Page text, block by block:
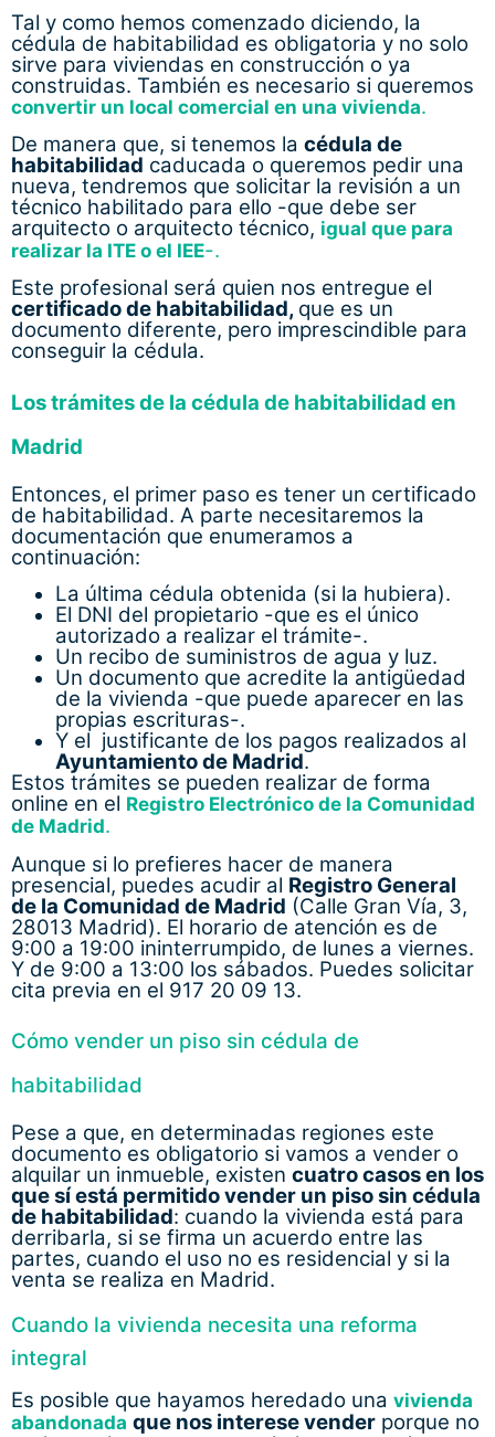
Tal y como hemos comenzado diciendo, la
cédula de habitabilidad es obligatoria y no solo
sirve para viviendas en construcción o ya
construidas. También es necesario si queremos
convertir un local comercial en una vivienda.
De manera que, si tenemos la cédula de
habitabilidad caducada o queremos pedir una
nueva, tendremos que solicitar la revisión a un
técnico habilitado para ello -que debe ser
arquitecto o arquitecto técnico, igual que para
realizar la ITE o el IEE-.
Este profesional será quien nos entregue el
certificado de habitabilidad, que es un
documento diferente, pero imprescindible para
conseguir la cédula.
Los trámites de la cédula de habitabilidad en
Madrid
Entonces, el primer paso es tener un certificado
de habitabilidad. A parte necesitaremos la
documentación que enumeramos a
continuación:
La última cédula obtenida (si la hubiera).
El DNI del propietario -que es el único
autorizado a realizar el trámite-.
Un recibo de suministros de agua y luz.
Un documento que acredite la antigüedad
de la vivienda -que puede aparecer en las
propias escrituras-.
Y el justificante de los pagos realizados al
Ayuntamiento de Madrid.
Estos trámites se pueden realizar de forma
online en el Registro Electrónico de la Comunidad
de Madrid.
Aunque si lo prefieres hacer de manera
presencial, puedes acudir al Registro General
de la Comunidad de Madrid (Calle Gran Vía, 3,
28013 Madrid). El horario de atención es de
9:00 a 19:00 ininterrumpido, de lunes a viernes.
Y de 9:00 a 13:00 los sábados. Puedes solicitar
cita previa en el 917 20 09 13.
Cómo vender un piso sin cédula de
habitabilidad
Pese a que, en determinadas regiones este
documento es obligatorio si vamos a vender o
alquilar un inmueble, existen cuatro casos en los
que sí está permitido vender un piso sin cédula
de habitabilidad: cuando la vivienda está para
derribarla, si se firma un acuerdo entre las
partes, cuando el uso no es residencial y si la
venta se realiza en Madrid.
Cuando la vivienda necesita una reforma
integral
Es posible que hayamos heredado una vivienda
abandonada que nos interese vender porque no